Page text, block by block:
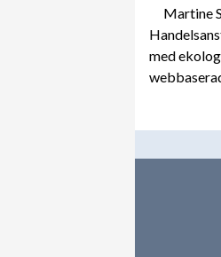
Martine
med